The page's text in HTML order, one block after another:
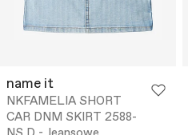
name it
NKFAMELIA SHORT
CAR DNM SKIRT 2588-